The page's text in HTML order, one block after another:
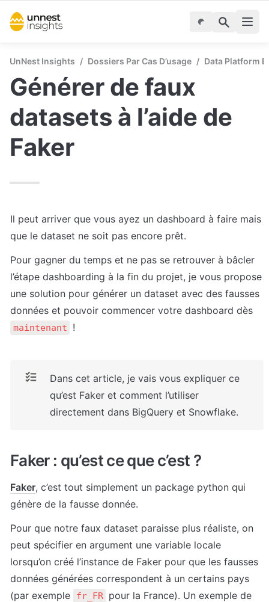
UnNest Insights / Dossiers Par Cas D’usage / Data Platform
Générer de faux
datasets à l’aide de
Faker
Il peut arriver que vous ayez un dashboard à faire mais
que le dataset ne soit pas encore prêt.
Pour gagner du temps et ne pas se retrouver à bâcler
l’étape dashboarding à la fin du projet, je vous propose
une solution pour générer un dataset avec des fausses
maintenant !
Dans cet article, je vais vous expliquer ce
qu’est Faker et comment l’utiliser
directement dans BigQuery et Snowflake.
Faker : qu’est ce que c’est ?
Faker, c’est tout simplement un package python qui
génère de la fausse donnée.
Pour que notre faux dataset paraisse plus réaliste, on
peut spécifier en argument une variable locale
lorsqu’on créé l’instance de Faker pour que les fausses
données générées correspondent à un certains pays
(par exemple
fr_FR pour la France). Un exemple de